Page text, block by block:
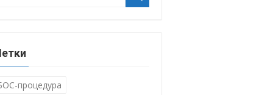
процедура